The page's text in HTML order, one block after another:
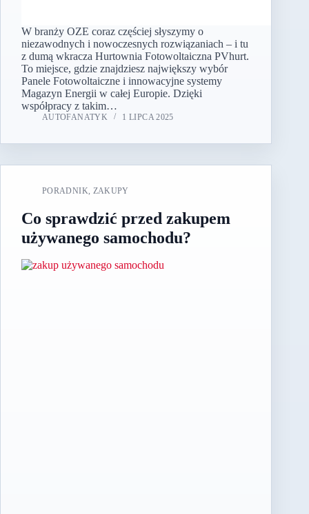
W branży OZE coraz częściej słyszymy o
niezawodnych i nowoczesnych rozwiązaniach – i tu
z dumą wkracza Hurtownia Fotowoltaiczna PVhurt.
To miejsce, gdzie znajdziesz największy wybór
Panele Fotowoltaiczne i innowacyjne systemy
Magazyn Energii w całej Europie. Dzięki
współpracy z takim…
AUTOFANATYK 1 LIPCA 2025
PORADNIK, ZAKUPY
Co sprawdzić przed zakupem
używanego samochodu?